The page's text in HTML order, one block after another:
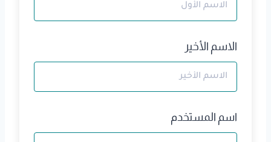
الاسم الأخير
اسم المستخدم